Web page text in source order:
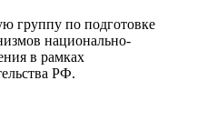
группу по подготовке
национально-
в рамках
РФ.